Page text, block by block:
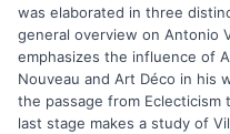
was elaborated in three
general overview on Antonio
emphasizes the influence of
Nouveau and Art Déco in his
the passage from
last stage makes a study of